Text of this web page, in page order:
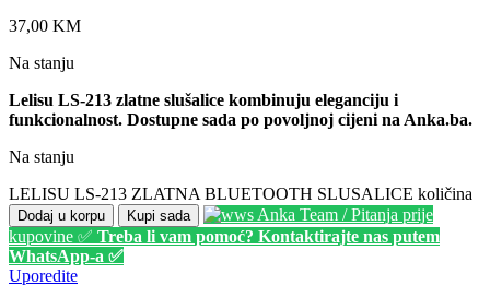
37,00 KM
Na stanju
Lelisu LS-213 zlatne slušalice kombinuju eleganciju i
funkcionalnost. Dostupne sada po povoljnoj cijeni na Anka.ba.
Na stanju
LELISU LS-213 ZLATNA BLUETOOTH SLUSALICE količina
Dodaj u korpu Kupi sada
Anka Team / Pitanja prije
kupovine ✅ Treba li vam pomoć? Kontaktirajte nas putem
WhatsApp-a ✅
Uporedite